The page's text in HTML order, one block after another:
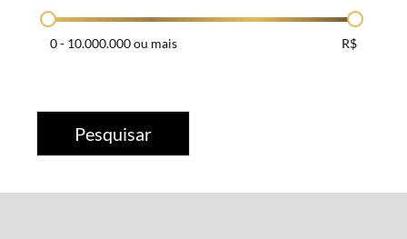
0- 10.000.000 ou mais R$
Pesquisar